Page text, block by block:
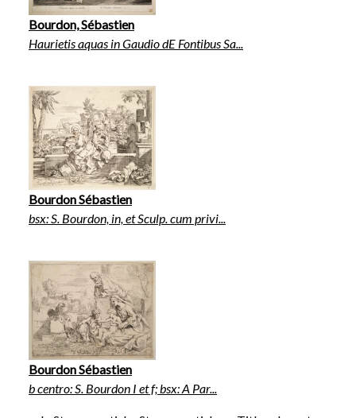
Bourdon, Sébastien
Haurietis aquas in Gaudio dE Fontibus Sa...
Bourdon Sébastien
bsx: S. Bourdon, in, et Sculp. cum privi...
Bourdon Sébastien
b centro: S. Bourdon I et f; bsx: A Par...